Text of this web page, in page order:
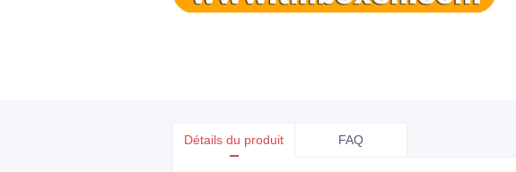
Détails du produit FAQ